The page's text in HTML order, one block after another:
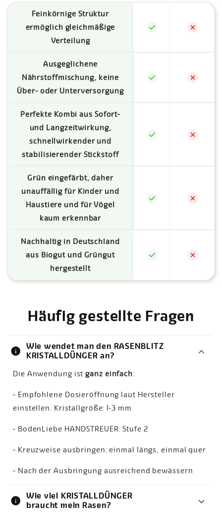
Feinkörnige Struktur
ermöglich gleichmäßige
Verteilung
Ausgeglichene
Nährstoffmischung, keine
Über- oder Unterversorgung
Perfekte Kombi aus Sofort-
und Langzeitwirkung,
schnellwirkender und
stabilisierender Stickstoff
Grün eingefärbt, daher
unauffällig für Kinder und
Haustiere und für Vögel
kaum erkennbar
Nachhaltig in Deutschland
aus Biogut und Grüngut
hergestellt
Häufig gestellte Fragen
info Wie wendet man den RASENBLITZ
KRISTALLDÜNGER an?
Die Anwendung istganz einfach:
- Empfohlene Dosieröffnung laut Hersteller
einstellen. Kristallgröße: 1-3 mm
- BodenLiebe HANDSTREUER: Stufe 2
- Kreuzweise ausbringen: einmal längs, einmal quer
- Nach der Ausbringung ausreichend bewässern
info Wie viel KRISTALLDÜNGER
braucht mein Rasen?